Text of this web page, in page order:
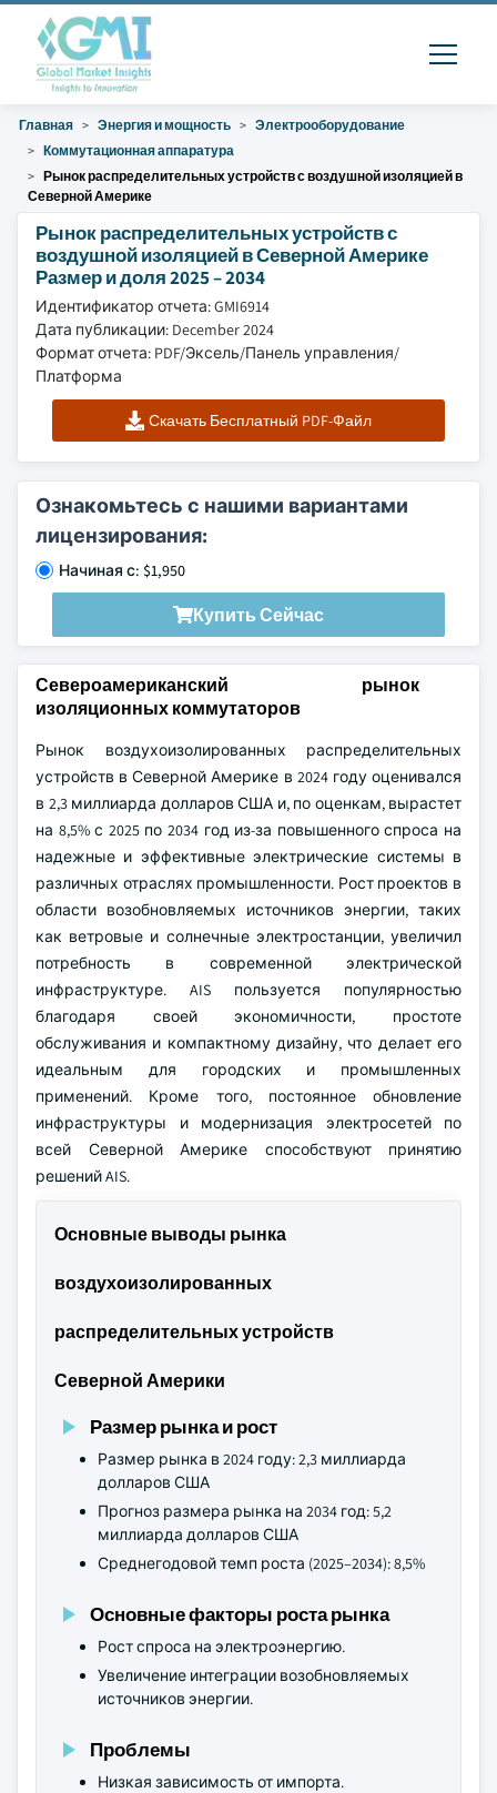
Главная Энергия и мощность
Электрооборудование
Коммутационная аппаратура
Рынок распределительных устройств с воздушной изоляцией в
Северной Америке
Рынок распределительных устройств с
воздушной изоляцией в Северной Америке
Размер и доля 2025 – 2034
Идентификатор отчета: GMI6914
Дата публикации: December 2024
Формат отчета: PDF/Эксель/Панель управления/
Платформа
Скачать Бесплатный PDF-Файл
Ознакомьтесь с нашими вариантами
лицензирования:
Начиная с: $1,950
Купить Сейчас
Североамериканский рынок
изоляционных коммутаторов
Рынок воздухоизолированных распределительных
устройств в Северной Америке в 2024 году оценивался
в 2,3 миллиарда долларов США и, по оценкам, вырастет
на 8,5% с 2025 по 2034 год из-за повышенного спроса на
надежные и эффективные электрические системы в
различных отраслях промышленности. Рост проектов в
области возобновляемых источников энергии, таких
как ветровые и солнечные электростанции, увеличил
потребность в современной электрической
инфраструктуре. AIS пользуется популярностью
благодаря своей экономичности, простоте
обслуживания и компактному дизайну, что делает его
идеальным для городских и промышленных
применений. Кроме того, постоянное обновление
инфраструктуры и модернизация электросетей по
всей Северной Америке способствуют принятию
решений AIS.
Основные выводы рынка
воздухоизолированных
распределительных устройств
Северной Америки
Размер рынка и рост
Размер рынка в 2024 году: 2,3 миллиарда
долларов США
Прогноз размера рынка на 2034 год: 5,2
миллиарда долларов США
Среднегодовой темп роста (2025–2034): 8,5%
Основные факторы роста рынка
Рост спроса на электроэнергию.
Увеличение интеграции возобновляемых
источников энергии.
Проблемы
Низкая зависимость от импорта.